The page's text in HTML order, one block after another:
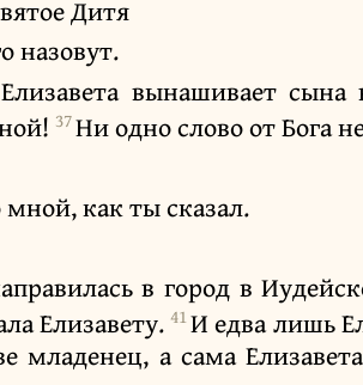
Дитя
назовут.
вынашивает
37Ни одно слово от Бога
мной, как ты сказал.
в город в
Елизавету. 41И едва лишь
младенец, а сама